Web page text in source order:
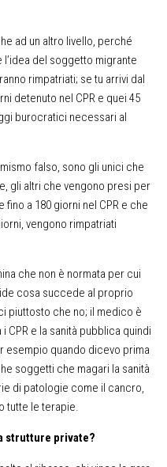
ad un altro livello, perché
del soggetto migrante
rimpatriati; se tu arrivi dal
detenuto nel CPR e quei 45
burocratici necessari al
falso, sono gli unici che
gli altri che vengono presi per
a 180 giorni nel CPR e che
vengono rimpatriati
che non è normata per cui
cosa succede al proprio
piuttosto che no; il medico è
CPR e la sanità pubblica quindi
esempio quando dicevo prima
soggetti che magari la sanità
di patologie come il cancro,
tutte le terapie.
strutture private?